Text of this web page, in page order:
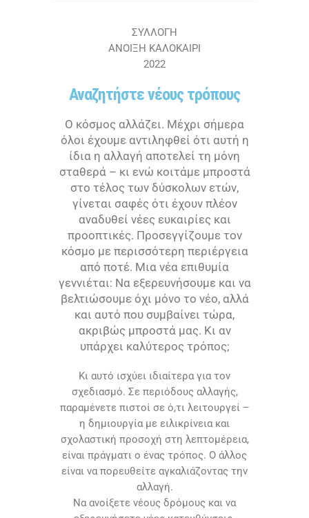
ΣΥΛΛΟΓΗ
ΑΝΟΙΞΗ ΚΑΛΟΚΑΙΡΙ
2022
Αναζητήστε νέους τρόπους
Ο κόσμος αλλάζει. Μέχρι σήμερα
όλοι έχουμε αντιληφθεί ότι αυτή η
ίδια η αλλαγή αποτελεί τη μόνη
σταθερά – κι ενώ κοιτάμε μπροστά
στο τέλος των δύσκολων ετών,
γίνεται σαφές ότι έχουν πλέον
αναδυθεί νέες ευκαιρίες και
προοπτικές. Προσεγγίζουμε τον
κόσμο με περισσότερη περιέργεια
από ποτέ. Μια νέα επιθυμία
γεννιέται: Να εξερευνήσουμε και να
βελτιώσουμε όχι μόνο το νέο, αλλά
και αυτό που συμβαίνει τώρα,
ακριβώς μπροστά μας. Κι αν
υπάρχει καλύτερος τρόπος;
Κι αυτό ισχύει ιδιαίτερα για τον
σχεδιασμό. Σε περιόδους αλλαγής,
παραμένετε πιστοί σε ό,τι λειτουργεί –
η δημιουργία με ειλικρίνεια και
σχολαστική προσοχή στη λεπτομέρεια,
είναι πράγματι ο ένας τρόπος. Ο άλλος
είναι να πορευθείτε αγκαλιάζοντας την
αλλαγή.
Να ανοίξετε νέους δρόμους και να